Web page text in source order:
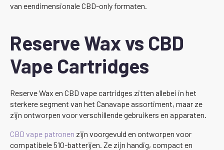
van eendimensionale CBD-only formaten.
Reserve Wax vs CBD
Vape Cartridges
Reserve Wax en CBD vape cartridges zitten allebei in het
sterkere segment van het Canavape assortiment, maar ze
zijn ontworpen voor verschillende gebruikers en apparaten.
CBD vape patronen zijn voorgevuld en ontworpen voor
compatibele 510-batterijen. Ze zijn handig, compact en